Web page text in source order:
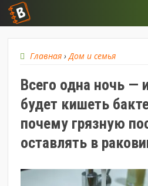
Главная ›Дом и семья
Всего одна ночь —
будет кишеть
почему грязную
оставлять в